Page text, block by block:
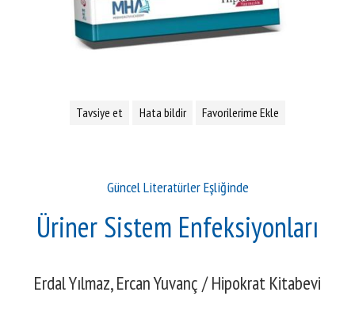
Tavsiye et Hata bildir Favorilerime Ekle
Güncel Literatürler Eşliğinde
Üriner Sistem Enfeksiyonları
Erdal Yılmaz,Ercan Yuvanç /Hipokrat Kitabevi